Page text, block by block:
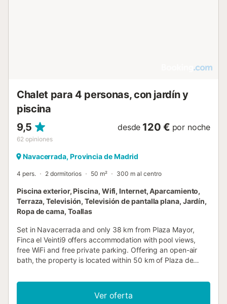
Chalet para 4 personas, con jardín y
piscina
9,5
62 opiniones
desde 120 € por noche
Navacerrada, Provincia de Madrid
4 pers. 2 dormitorios 50 m² 300 m al centro
Piscina exterior, Piscina, Wifi, Internet, Aparcamiento,
Terraza, Televisión, Televisión de pantalla plana, Jardín,
Ropa de cama, Toallas
Set in Navacerrada and only 38 km from Plaza Mayor,
Finca el Veinti9 offers accommodation with pool views,
free WiFi and free private parking. Offering an open-air
bath, the property is located within 50 km of Plaza de
Ver oferta